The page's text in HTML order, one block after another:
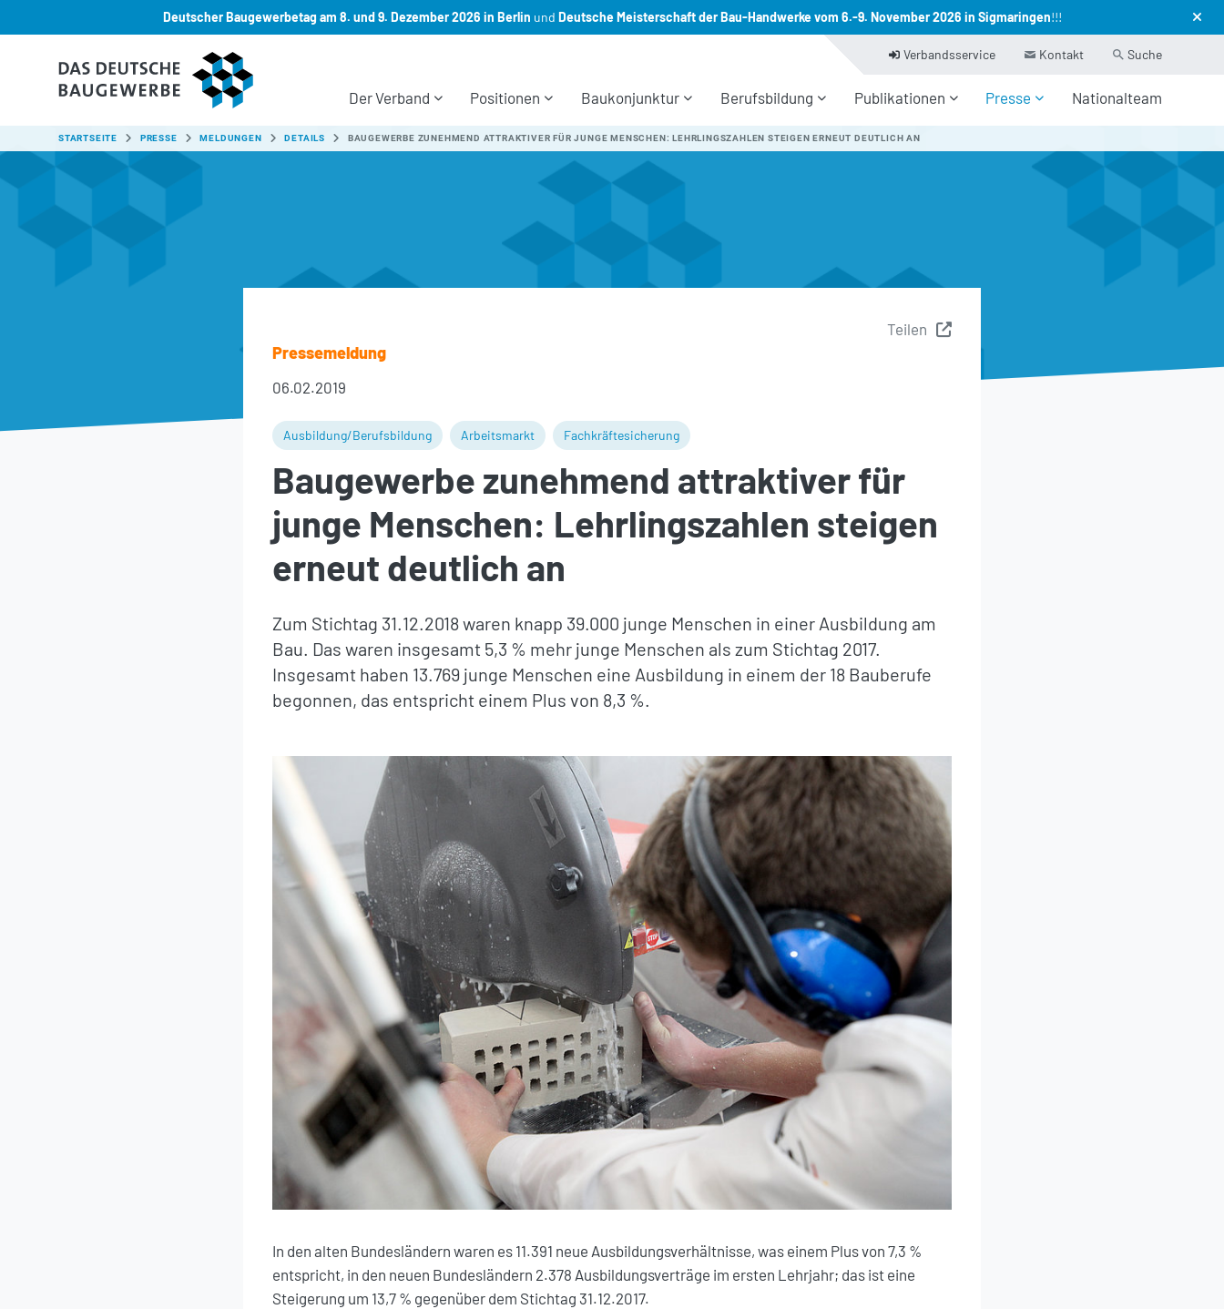
Deutscher Baugewerbetag am 8. und 9. Dezember 2026 in Berlin und Deutsche Meisterschaft der Bau-Handwerke vom 6.-9. November 2026 in Sigmaringen!!!
Der Verband Positionen Baukonjunktur Berufsbildung Publikationen Presse Nationalteam
Verbandsservice Kontakt Suche
SIE SIND HIER:
STARTSEITE PRESSE MELDUNGEN DETAILS BAUGEWERBE ZUNEHMEND ATTRAKTIVER FÜR JUNGE MENSCHEN: LEHRLINGSZAHLEN STEIGEN ERNEUT DEUTLICH AN
Teilen
Pressemeldung
06.02.2019
Ausbildung/Berufsbildung Arbeitsmarkt Fachkräftesicherung
Baugewerbe zunehmend attraktiver für
junge Menschen: Lehrlingszahlen steigen
erneut deutlich an
Zum Stichtag 31.12.2018 waren knapp 39.000 junge Menschen in einer Ausbildung am
Bau. Das waren insgesamt 5,3 % mehr junge Menschen als zum Stichtag 2017.
Insgesamt haben 13.769 junge Menschen eine Ausbildung in einem der 18 Bauberufe
begonnen, das entspricht einem Plus von 8,3 %.
In den alten Bundesländern waren es 11.391 neue Ausbildungsverhältnisse, was einem Plus von 7,3 %
entspricht, in den neuen Bundesländern 2.378 Ausbildungsverträge im ersten Lehrjahr; das ist eine
Steigerung um 13,7 % gegenüber dem Stichtag 31.12.2017.